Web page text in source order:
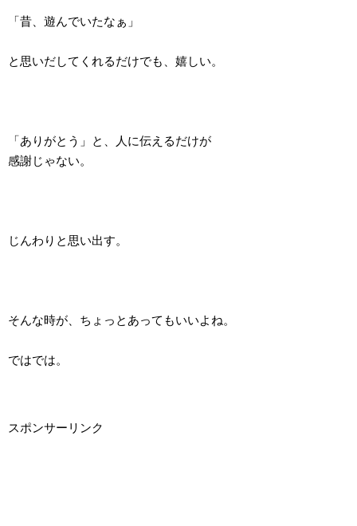
「昔、遊んでいたなぁ」
と思いだしてくれるだけでも、嬉しい。
「ありがとう」と、人に伝えるだけが
感謝じゃない。
じんわりと思い出す。
そんな時が、ちょっとあってもいいよね。
ではでは。
スポンサーリンク